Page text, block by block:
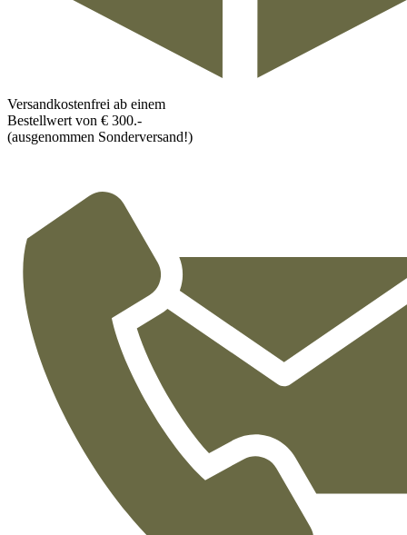
Versandkostenfrei ab einem
Bestellwert von € 300.-
(ausgenommen Sonderversand!)